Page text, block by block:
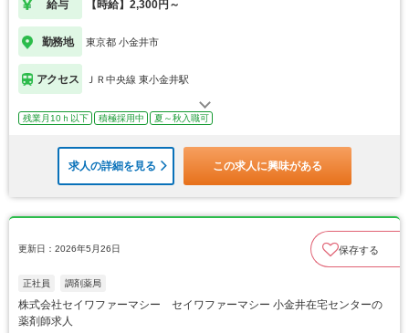
給与 【時給】2,300円～
勤務地 東京都 小金井市
アクセス ＪＲ中央線 東小金井駅
残業月10ｈ以下 積極採用中 夏～秋入職可
求人の詳細を見る この求人に興味がある
更新日：2026年5月26日 保存する
正社員 調剤薬局
株式会社セイワファーマシー セイワファーマシー 小金井在宅センターの
薬剤師求人